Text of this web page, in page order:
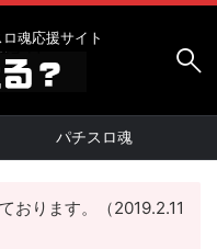
魂応援サイト
パチスロ魂
おります。（2019.2.11